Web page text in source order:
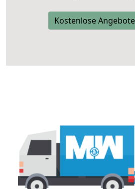
Kostenlose